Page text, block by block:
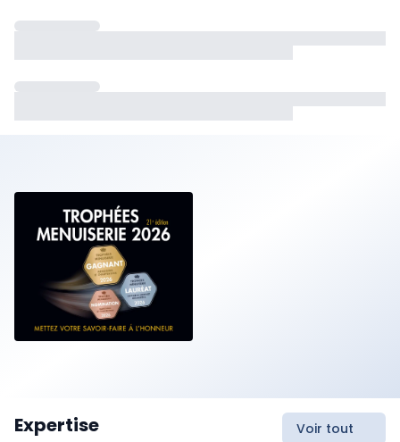
Expertise Voir tout